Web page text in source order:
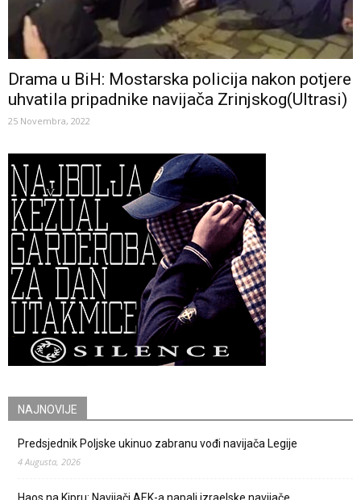
Drama u BiH: Mostarska policija nakon potjere
uhvatila pripadnike navijača Zrinjskog(Ultrasi)
25 Novembra, 2022
NAJNOVIJE
Predsjednik Poljske ukinuo zabranu vođi navijača Legije
4 Augusta, 2026